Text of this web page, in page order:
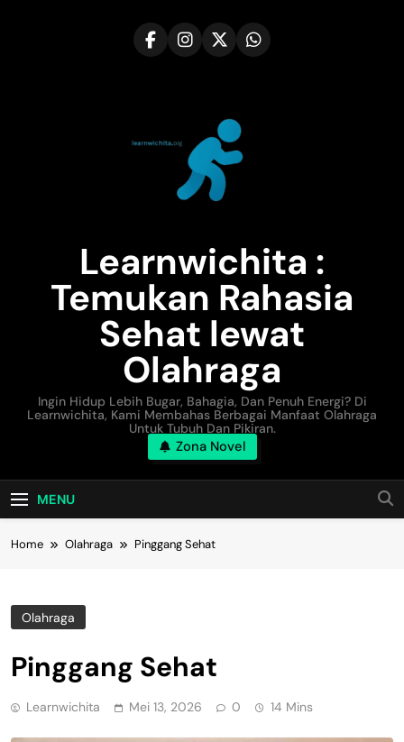
Learnwichita :
Temukan Rahasia
Sehat lewat
Olahraga
Ingin Hidup Lebih Bugar, Bahagia, Dan Penuh Energi? Di
Learnwichita, Kami Membahas Berbagai Manfaat Olahraga
Untuk Tubuh Dan Pikiran.
Zona Novel
MENU
Home Olahraga Pinggang Sehat
Olahraga
Pinggang Sehat
Learnwichita Mei 13, 2026 0 14 Mins